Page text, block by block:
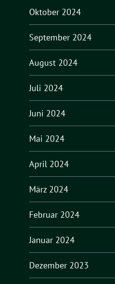
Oktober 2024
September 2024
August 2024
Juli 2024
Juni 2024
Mai 2024
April 2024
März 2024
Februar 2024
Januar 2024
Dezember 2023